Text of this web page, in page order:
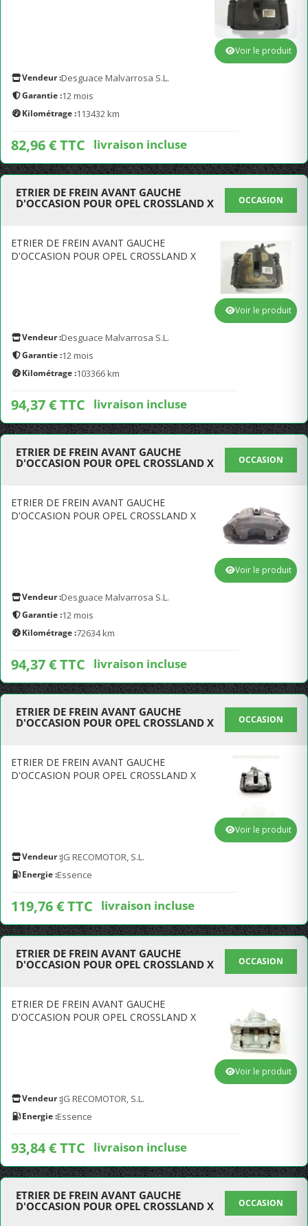
Vendeur :Desguace Malvarrosa S.L.
Garantie :12 mois
Kilométrage :113432 km
82,96 € TTC livraison incluse
Voir le produit
ETRIER DE FREIN AVANT GAUCHE
D'OCCASION POUR OPEL CROSSLAND X
OCCASION
ETRIER DE FREIN AVANT GAUCHE
D'OCCASION POUR OPEL CROSSLAND X
Vendeur :Desguace Malvarrosa S.L.
Garantie :12 mois
Kilométrage :103366 km
94,37 € TTC livraison incluse
Voir le produit
ETRIER DE FREIN AVANT GAUCHE
D'OCCASION POUR OPEL CROSSLAND X
OCCASION
ETRIER DE FREIN AVANT GAUCHE
D'OCCASION POUR OPEL CROSSLAND X
Vendeur :Desguace Malvarrosa S.L.
Garantie :12 mois
Kilométrage :72634 km
94,37 € TTC livraison incluse
Voir le produit
ETRIER DE FREIN AVANT GAUCHE
D'OCCASION POUR OPEL CROSSLAND X
OCCASION
ETRIER DE FREIN AVANT GAUCHE
D'OCCASION POUR OPEL CROSSLAND X
Vendeur :JG RECOMOTOR, S.L.
Energie :Essence
119,76 € TTC livraison incluse
Voir le produit
ETRIER DE FREIN AVANT GAUCHE
D'OCCASION POUR OPEL CROSSLAND X
OCCASION
ETRIER DE FREIN AVANT GAUCHE
D'OCCASION POUR OPEL CROSSLAND X
Vendeur :JG RECOMOTOR, S.L.
Energie :Essence
93,84 € TTC livraison incluse
Voir le produit
ETRIER DE FREIN AVANT GAUCHE
D'OCCASION POUR OPEL CROSSLAND X
OCCASION